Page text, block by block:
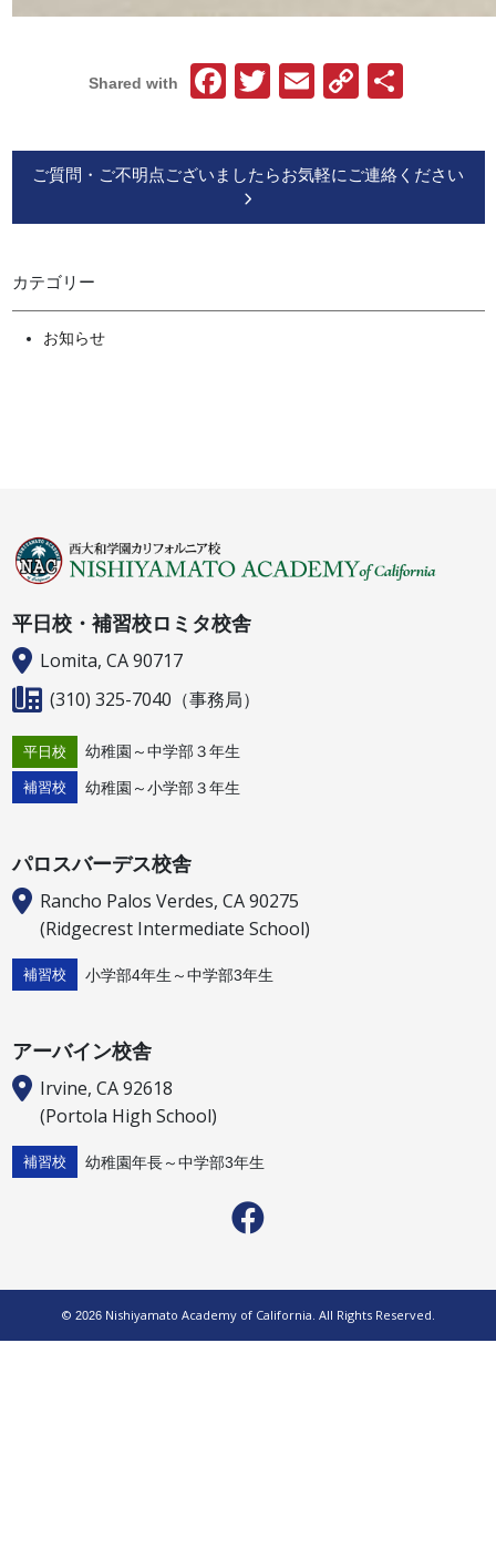
Shared with Facebook
Twitter
EmailCopy
ご質問・ご不明点ございましたらお気軽にご連絡ください
カテゴリー
お知らせ
平日校・補習校ロミタ校舎
Lomita, CA 90717
(310) 325-7040 （事務局）
平日校 幼稚園～中学部３年生
補習校 幼稚園～小学部３年生
パロスバーデス校舎
Rancho Palos Verdes, CA 90275
(Ridgecrest Intermediate School)
補習校 小学部4年生～中学部3年生
アーバイン校舎
Irvine, CA 92618
(Portola High School)
補習校 幼稚園年長～中学部3年生
© 2026Nishiyamato Academy of California. All Rights Reserved.